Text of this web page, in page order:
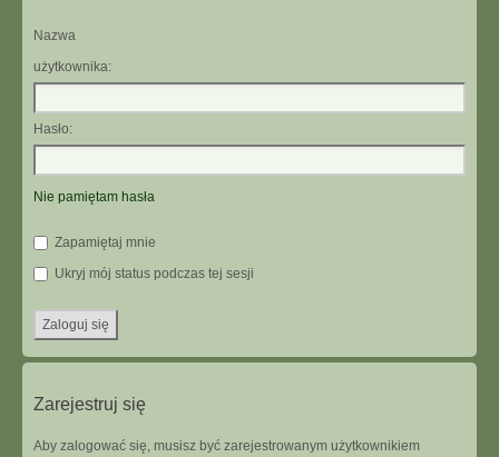
Nazwa
użytkownika:
Hasło:
Nie pamiętam hasła
Zapamiętaj mnie
Ukryj mój status podczas tej sesji
Zarejestruj się
Aby zalogować się, musisz być zarejestrowanym użytkownikiem